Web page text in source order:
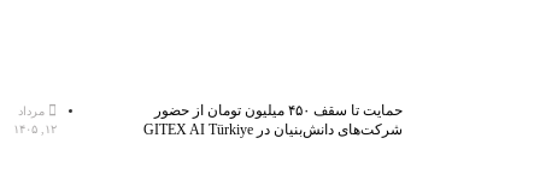
حمایت تا سقف ۴۵۰ میلیون تومان از حضور
شرکت‌های دانش‌بنیان در GITEX AI Türkiye
مرداد
۱۲, ۱۴۰۵